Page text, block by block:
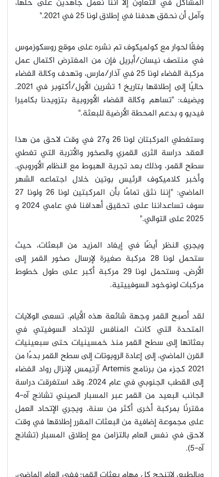
المشاكل في التعاون إلا أننا نعمل جاهدين على حلها،
وآمل أن نحقق هدفنا في إطلاق لونا 25 في 2021
."
وفقًا لحوار مع كولميكوف تم نشره على موقع روسكوزموس
في منتصف نيسان/أبريل فإن من المفترض اكتمال عمل
مركبة الفضاء لونا 25 في آذار/مارس، وتهدف وكالة الفضاء
حاليًا إلى إطلاقها بتاريخ 1 تشرين الأول/أكتوبر في 2021.
ويضيف: "تساهم وكالة الفضاء الأوروبية بتزويدنا بكاميرا
فيديو و بدعم المحطة الأرضية للبعثة."
وستغطي المركبتان لونا 26 و27 في وقت لاحق من هذا
العقد دراسة الثرى القمري والصخور والأتربة التي تغطي
سطح القمر، وذلك بعد تجربة الهبوط مع النظام الأوروبي.
وأخبر كلاميكوف الرئيس بوتين خلال اجتماعه الشهر
الماضي: "إننا نثق تمامًا بأن المركبتين لونا 26 ولونا 27
سوف تساعداننا على تحقيق أهدافنا في عامي 2024 و
2025 على التوالي
."
ويجري النظر أيضًا في إيفاد المزيد من البعثات، حيث
ستحمل لونا 28 مركبة صغيرة لإرسال صخور القمر إلى
الأرض، وستحمل لونا 29 مركبة أكبر على طول خطوط
مركبات لونوخود السوفييتية.
لقد أصبح القمر وجهة شائعة هذه الأيام. تسعى الولايات
المتحدة التي كانت المنافس للإتحاد السوفيتي في
بعثاتها إلى سطح القمر منذ خمسينيات حتى سبعينيات
القرن الماضي، إلى إعادة الروبوتات إلى سطح القمر بدءًا من
2021 كجزء من برنامج
Artemis آرتيمس لإنزال رواد الفضاء
إلى القطب الجنوبي في عام 2024. وقد استغرقت دراسة
الجانب البعيد من القمر عبر المسبار الصيني تشانج آه-4
مقترنًا بمركبة أخرى أكثر من سنة، ويجري الإتحاد العمل
على مجموعة إضافية من البعثات المقرر إطلاقها في وقت
لاحق في نفس العام بالتزامن مع إطلاق المسبار (تشانج
آه-5) .